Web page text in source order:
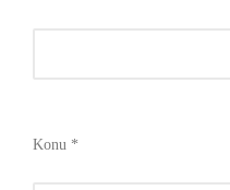
Konu *